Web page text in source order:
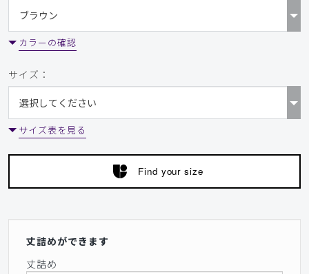
カラーの確認
サイズ：
サイズ表を見る
Find your size
丈詰めができます
丈詰め